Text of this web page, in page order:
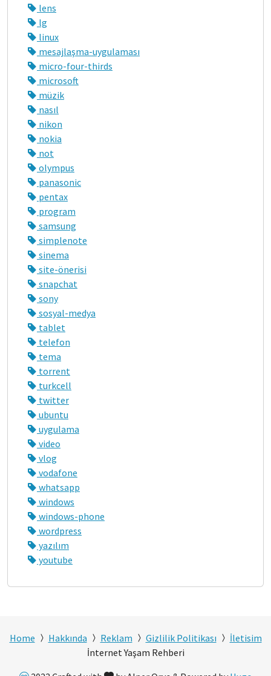
lens
lg
linux
mesajlaşma-uygulaması
micro-four-thirds
microsoft
müzik
nasıl
nikon
nokia
not
olympus
panasonic
pentax
program
samsung
simplenote
sinema
site-önerisi
snapchat
sony
sosyal-medya
tablet
telefon
tema
torrent
turkcell
twitter
ubuntu
uygulama
video
vlog
vodafone
whatsapp
windows
windows-phone
wordpress
yazılım
youtube
Home Hakkında Reklam Gizlilik Politikası
İletisim
İnternet Yaşam Rehberi